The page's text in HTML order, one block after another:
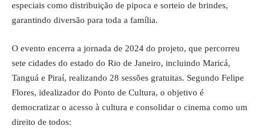
especiais como distribuição de pipoca e sorteio de brindes,
garantindo diversão para toda a família.
O evento encerra a jornada de 2024 do projeto, que percorreu
sete cidades do estado do Rio de Janeiro, incluindo Maricá,
Tanguá e Piraí, realizando 28 sessões gratuitas. Segundo Felipe
Flores, idealizador do Ponto de Cultura, o objetivo é
democratizar o acesso à cultura e consolidar o cinema como um
direito de todos: